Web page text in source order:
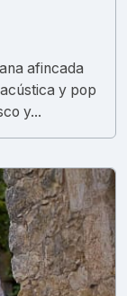
afincada
y pop
y...